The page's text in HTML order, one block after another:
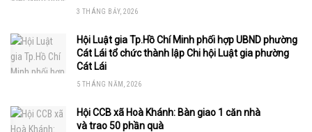
3 THÁNG BẢY, 2026
Hội Luật gia Tp.Hồ Chí Minh phối hợp UBND phường
Cát Lái tổ chức thành lập Chi hội Luật gia phường
Cát Lái
5 THÁNG NĂM, 2026
Hội CCB xã Hoà Khánh: Bàn giao 1 căn nhà
và trao 50 phần quà